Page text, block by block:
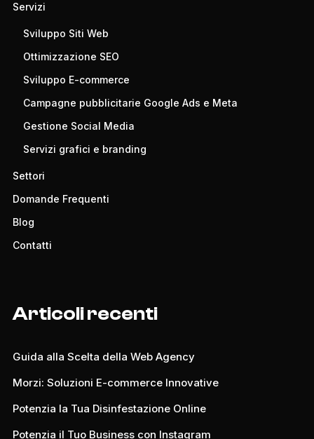
Servizi
Sviluppo Siti Web
Ottimizzazione SEO
Sviluppo E-commerce
Campagne pubblicitarie Google Ads e Meta
Gestione Social Media
Servizi grafici e branding
Settori
Domande Frequenti
Blog
Contatti
Articoli recenti
Guida alla Scelta della Web Agency
Morzi: Soluzioni E-commerce Innovative
Potenzia la Tua Disinfestazione Online
Potenzia il Tuo Business con Instagram